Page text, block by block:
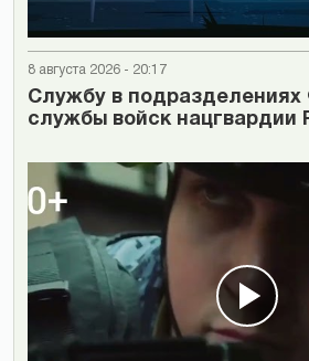
8 августа 2026 - 20:17
Cлужбу в
службы войск нацгвардии